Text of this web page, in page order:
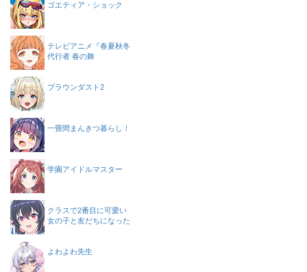
ゴエティア・ショック
テレビアニメ『春夏秋冬
代行者 春の舞
ブラウンダスト2
一畳間まんきつ暮らし！
学園アイドルマスター
クラスで2番目に可愛い
女の子と友だちになった
よわよわ先生